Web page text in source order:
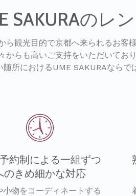
SAKURAのレ
ら観光目的で京都へ来られるお客
からも高いご支持をいただいてお
随所におけるUME SAKURAならで
約制による一組ずつ
のきめ細かな対応
小物をコーディネートする